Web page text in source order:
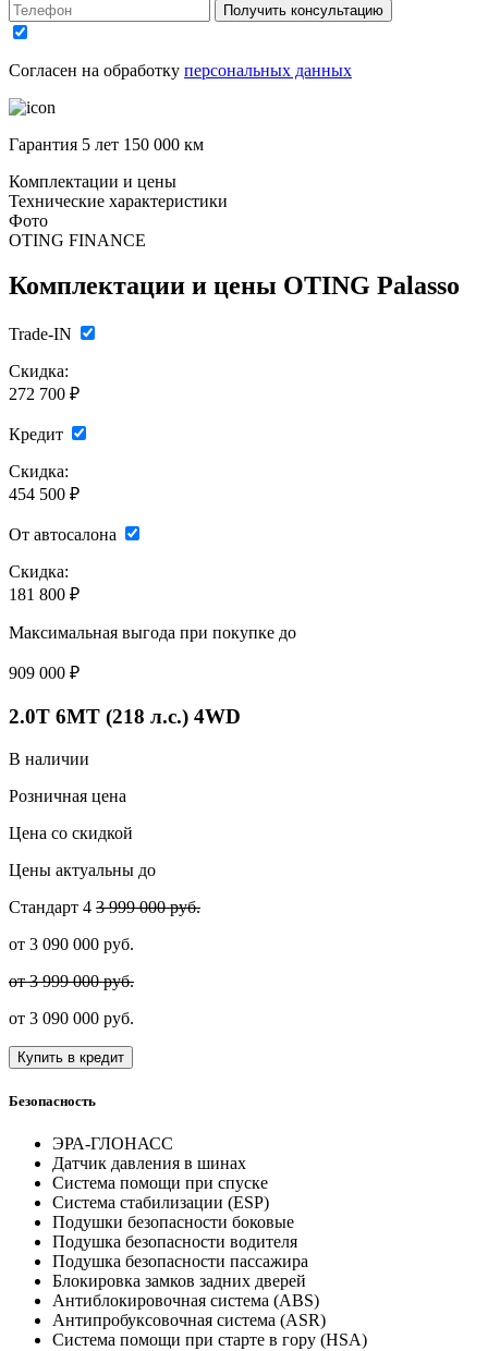
Получить консультацию
Согласен на обработку персональных данных
Гарантия 5 лет 150 000 км
Комплектации и цены
Технические характеристики
Фото
OTING FINANCE
Комплектации и цены OTING Palasso
Trade-IN
Скидка:
272 700 ₽
Кредит
Скидка:
454 500 ₽
От автосалона
Скидка:
181 800 ₽
Максимальная выгода при покупке до
909 000 ₽
2.0T 6MT (218 л.с.) 4WD
В наличии
Розничная цена
Цена со скидкой
Цены актуальны до
Стандарт 4 3 999 000 руб.
от 3 090 000 руб.
от 3 999 000 руб.
от 3 090 000 руб.
Купить в кредит
Безопасность
ЭРА-ГЛОНАСС
Датчик давления в шинах
Система помощи при спуске
Система стабилизации (ESP)
Подушки безопасности боковые
Подушка безопасности водителя
Подушка безопасности пассажира
Блокировка замков задних дверей
Антиблокировочная система (ABS)
Антипробуксовочная система (ASR)
Система помощи при старте в гору (HSA)